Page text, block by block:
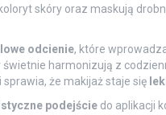
skóry oraz maskują
odcienie, które
harmonizują z
że makijaż staje się
podejściedo aplikacji